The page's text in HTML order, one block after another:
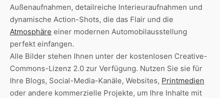
Außenaufnahmen, detailreiche Interieuraufnahmen und
dynamische Action-Shots, die das Flair und die
Atmosphäre einer modernen Automobilausstellung
perfekt einfangen.
Alle Bilder stehen Ihnen unter der kostenlosen Creative-
Commons-Lizenz 2.0 zur Verfügung. Nutzen Sie sie für
Ihre Blogs, Social-Media-Kanäle, Websites, Printmedien
oder andere kommerzielle Projekte, um Ihre Inhalte mit